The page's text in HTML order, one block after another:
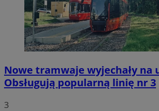
Nowe tramwaje wyjechały na
Obsługują popularną linię nr 3
3